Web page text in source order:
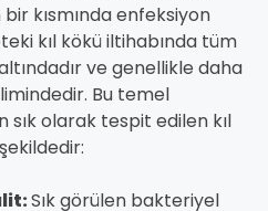
kısmında enfeksiyon
kıl kökü iltihabında tüm
ve genellikle daha
Bu temel
sık olarak tespit edilen kıl
Sık görülen bakteriyel